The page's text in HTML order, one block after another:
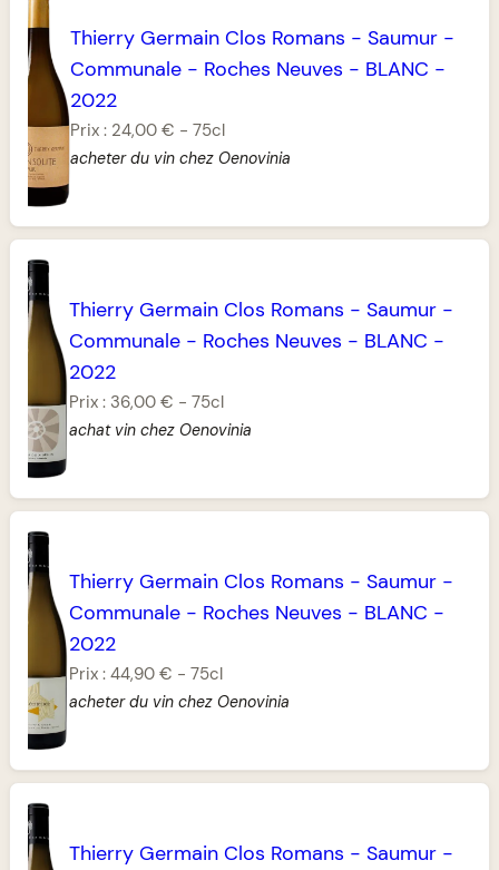
Thierry Germain Clos Romans - Saumur-
Communale- Roches Neuves - BLANC -
2022
Prix : 24,00 € - 75cl
acheter du vin chez Oenovinia
Thierry Germain Clos Romans - Saumur-
Communale- Roches Neuves - BLANC -
2022
Prix : 36,00 € - 75cl
achat vin chez Oenovinia
Thierry Germain Clos Romans - Saumur-
Communale- Roches Neuves - BLANC -
2022
Prix : 44,90 € - 75cl
acheter du vin chez Oenovinia
Thierry Germain Clos Romans - Saumur-